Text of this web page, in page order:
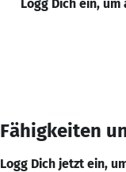
Logg Dich ein,
Fähigkeiten
Logg Dich jetzt ein,